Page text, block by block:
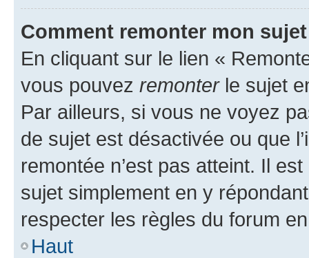
Comment remonter mon
En cliquant sur le lien «
vous pouvez remonterle sujet
Par ailleurs, si vous ne voyez
de sujet est désactivée ou que
remontée n’est pas atteint. Il
sujet simplement en y
respecter les règles du forum
Haut